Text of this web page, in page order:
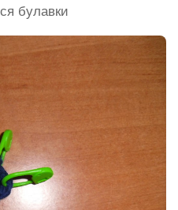
булавки